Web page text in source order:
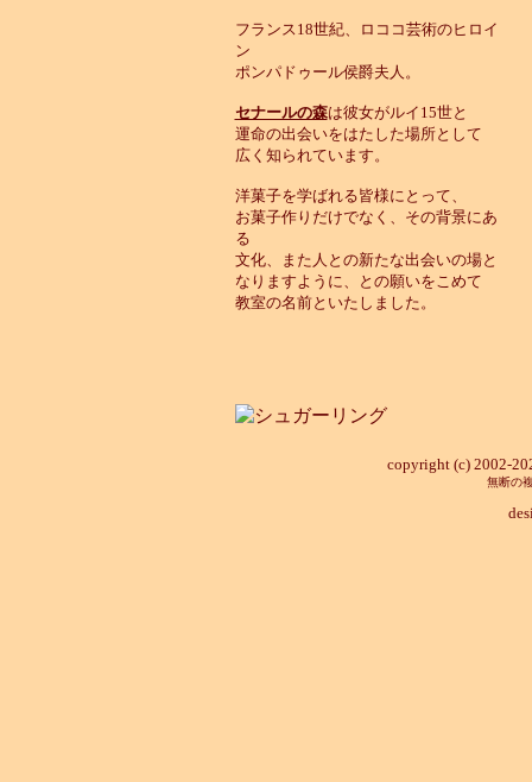
フランス18世紀、ロココ芸術のヒロイ
ン
ポンパドゥール侯爵夫人。
セナールの森は彼女がルイ15世と
運命の出会いをはたした場所として
広く知られています。
洋菓子を学ばれる皆様にとって、
お菓子作りだけでなく、その背景にあ
る
文化、また人との新たな出会いの場と
なりますように、との願いをこめて
教室の名前といたしました。
copyright (c) 2002-
無断の